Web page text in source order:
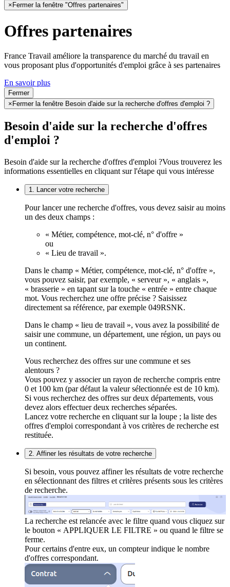
× Fermer la fenêtre "Offres partenaires"
Offres partenaires
France Travail améliore la transparence du marché du travail en
vous proposant plus d'opportunités d'emploi grâce à ses partenaires
En savoir plus
Fermer
× Fermer la fenêtre Besoin d'aide sur la recherche d'offres d'emploi ?
Besoin d'aide sur la recherche d'offres
d'emploi ?
Besoin d'aide sur la recherche d'offres d'emploi ?Vous trouverez les
informations essentielles en cliquant sur l'étape qui vous intéresse
1. Lancer votre recherche
Pour lancer une recherche d'offres, vous devez saisir au moins
un des deux champs :
« Métier, compétence, mot-clé, n° d'offre »
ou
« Lieu de travail ».
Dans le champ « Métier, compétence, mot-clé, n° d'offre »,
vous pouvez saisir, par exemple, « serveur », « anglais »,
« brasserie » en tapant sur la touche « entrée » entre chaque
mot. Vous recherchez une offre précise ? Saisissez
directement sa référence, par exemple 049RSNK.
Dans le champ « lieu de travail », vous avez la possibilité de
saisir une commune, un département, une région, un pays ou
un continent.
Vous recherchez des offres sur une commune et ses
alentours ?
Vous pouvez y associer un rayon de recherche compris entre
0 et 100 km (par défaut la valeur sélectionnée est de 10 km).
Si vous recherchez des offres sur deux départements, vous
devez alors effectuer deux recherches séparées.
Lancez votre recherche en cliquant sur la loupe ; la liste des
offres d'emploi correspondant à vos critères de recherche est
restituée.
2. Affiner les résultats de votre recherche
Si besoin, vous pouvez affiner les résultats de votre recherche
en sélectionnant des filtres et critères présents sous les critères
de recherche.
La recherche est relancée avec le filtre quand vous cliquez sur
le bouton « APPLIQUER LE FILTRE » ou quand le filtre se
ferme.
Pour certains d'entre eux, un compteur indique le nombre
d'offres correspondant.